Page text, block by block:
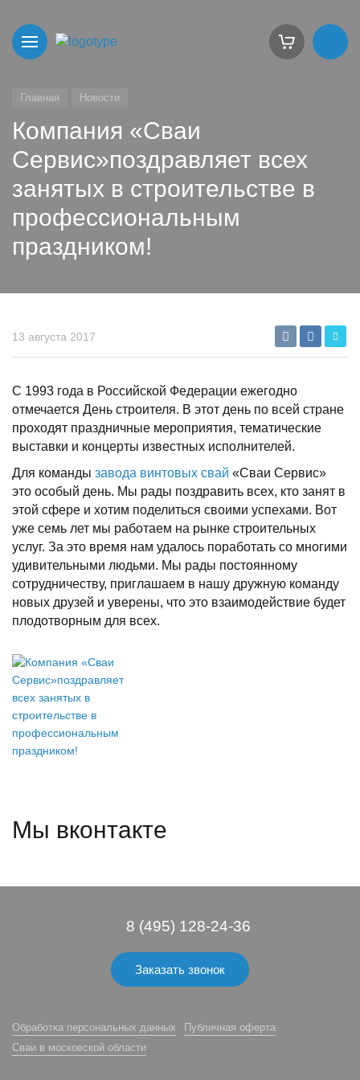
Главная Новости
Компания «Сваи
Сервис»поздравляет всех
занятых в строительстве в
профессиональным
праздником!
13 августа 2017
С 1993 года в Российской Федерации ежегодно
отмечается День строителя. В этот день по всей стране
проходят праздничные мероприятия, тематические
выставки и концерты известных исполнителей.
Для команды завода винтовых свай «Сваи Сервис»
это особый день. Мы рады поздравить всех, кто занят в
этой сфере и хотим поделиться своими успехами. Вот
уже семь лет мы работаем на рынке строительных
услуг. За это время нам удалось поработать со многими
удивительными людьми. Мы рады постоянному
сотрудничеству, приглашаем в нашу дружную команду
новых друзей и уверены, что это взаимодействие будет
плодотворным для всех.
Мы вконтакте
8 (495) 128-24-36
Заказать звонок
Обработка персональных данных
Публичная оферта
Сваи в московской области